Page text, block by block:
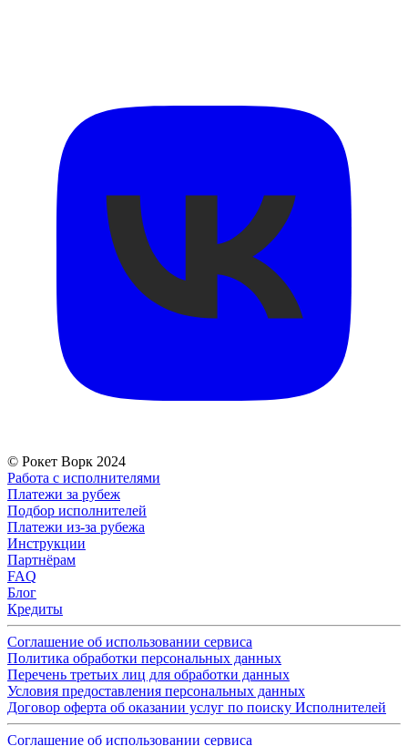
© Рокет Ворк 2024
Работа с исполнителями
Платежи за рубеж
Подбор исполнителей
Платежи из-за рубежа
Инструкции
Партнёрам
FAQ
Блог
Кредиты
Соглашение об использовании сервиса
Политика обработки персональных данных
Перечень третьих лиц для обработки данных
Условия предоставления персональных данных
Договор оферта об оказании услуг по поиску Исполнителей
Соглашение об использовании сервиса